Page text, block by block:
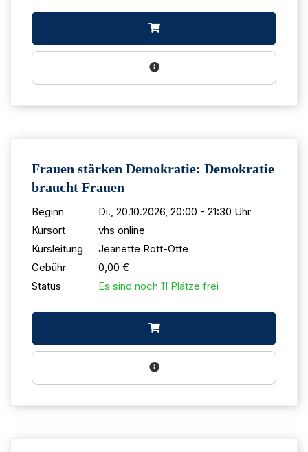
Frauen stärken Demokratie: Demokratie
braucht Frauen
Beginn
Di., 20.10.2026, 20:00 - 21:30 Uhr
Kursort
vhs online
Kursleitung
Jeanette Rott-Otte
Gebühr
0,00 €
Status
Es sind noch 11 Plätze frei